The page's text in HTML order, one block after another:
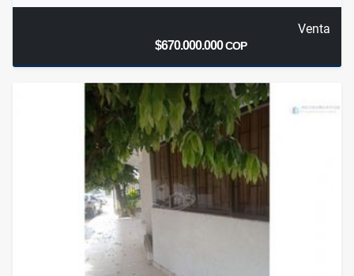
Venta
$670.000.000COP